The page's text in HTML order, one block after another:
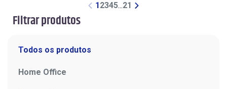
Filtrar produtos
Todos os produtos
Home Office
1 2345...21